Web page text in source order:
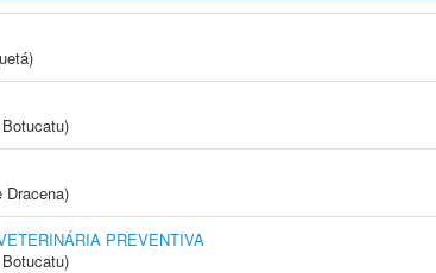
Dracena)
PREVENTIVA